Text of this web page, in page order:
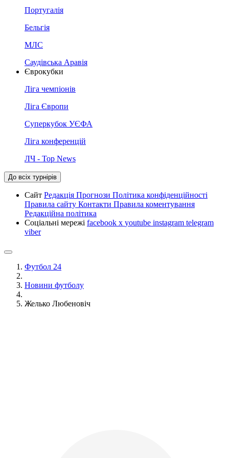
Португалія
Бельгія
МЛС
Саудівська Аравія
Єврокубки
Ліга чемпіонів
Ліга Європи
Суперкубок УЄФА
Ліга конференцій
ЛЧ - Top News
До всіх турнірів
Сайт Редакція Прогнози Політика конфіденційності
Правила сайту Контакти Правила коментування
Редакційна політика
Соціальні мережі facebook x youtube instagram telegram
viber
Футбол 24
Новини футболу
Желько Любеновіч